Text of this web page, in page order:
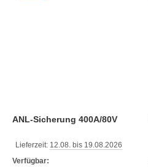
ANL-Sicherung 400A/80V
Lieferzeit: 12.08. bis 19.08.2026
Verfügbar: